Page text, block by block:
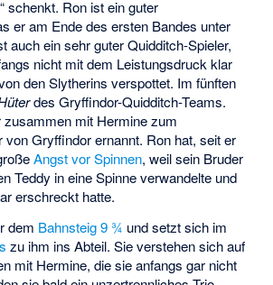
schenkt. Ron ist ein guter
er am Ende des ersten Bandes unter
auch ein sehr guter Quidditch-Spieler,
nicht mit dem Leistungsdruck klar
den Slytherins verspottet. Im fünften
des Gryffindor-Quidditch-Teams.
mit Hermine zum
von Gryffindor ernannt. Ron hat, seit er
Angst vor Spinnen, weil sein Bruder
Teddy in eine Spinne verwandelte und
erschreckt hatte.
dem Bahnsteig 9 ¾ und setzt sich im
zu ihm ins Abteil. Sie verstehen sich auf
mit Hermine, die sie anfangs gar nicht